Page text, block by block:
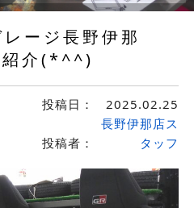
ージ長野伊那
介(*^^)
投稿日： 2025.02.25
投稿者：
長野伊那店ス
タッフ